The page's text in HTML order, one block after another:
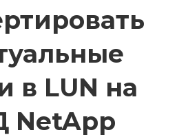
в LUN на
NetApp